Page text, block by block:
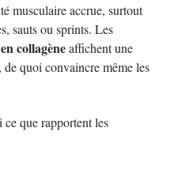
musculaire accrue, surtout
sauts ou sprints. Les
collagèneaffichent une
de quoi convaincre même les
que rapportent les